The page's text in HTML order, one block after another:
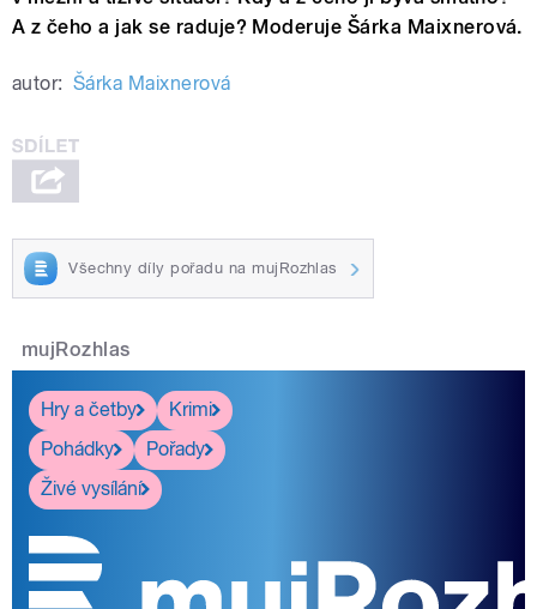
A z čeho a jak se raduje? Moderuje Šárka Maixnerová.
autor: Šárka Maixnerová
Všechny díly pořadu na mujRozhlas
mujRozhlas
Hry a četby
Krimi
Pohádky
Pořady
Živé vysílání